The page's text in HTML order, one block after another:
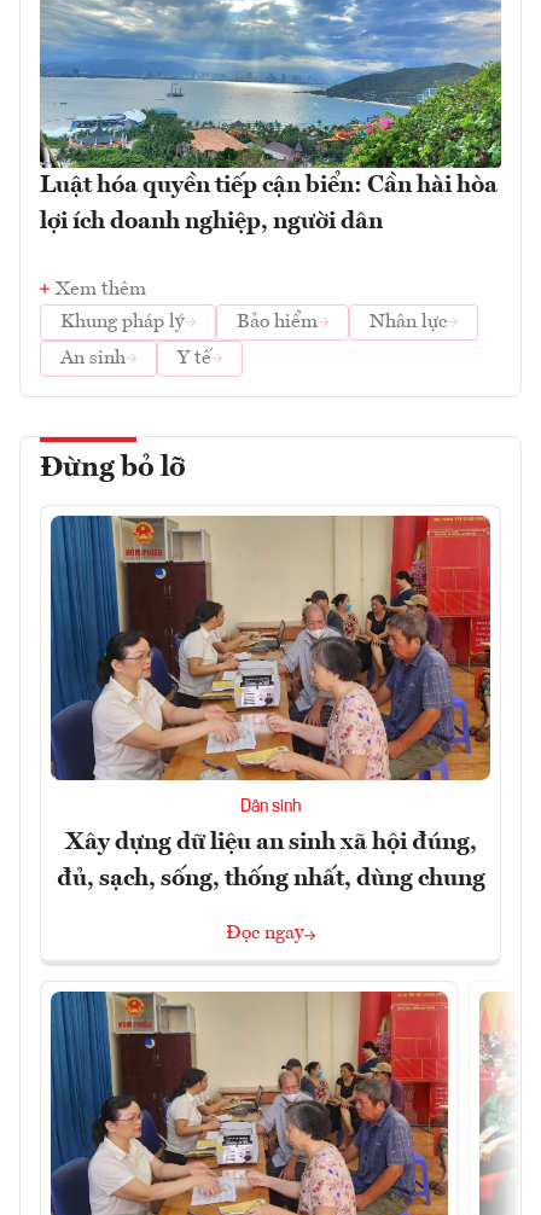
Luật hóa quyền tiếp cận biển: Cần hài hòa
lợi ích doanh nghiệp, người dân
Xem thêm
Khung pháp lý
Bảo hiểm
Nhân lực
An sinh
Y tế
Đừng bỏ lỡ
Dân sinh
Xây dựng dữ liệu an sinh xã hội đúng,
đủ, sạch, sống, thống nhất, dùng chung
Đọc ngay